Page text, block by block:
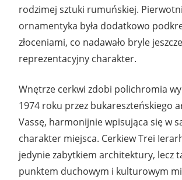
rodzimej sztuki rumuńskiej.
ornamentyka była dodatkowo
złoceniami, co nadawało bryle
reprezentacyjny charakter.
Wnętrze cerkwi zdobi polichromia
1974 roku przez bukareszteńskiego
Vassę, harmonijnie wpisująca się w
charakter miejsca. Cerkiew Trei
jedynie zabytkiem architektury, lecz
punktem duchowym i kulturowym